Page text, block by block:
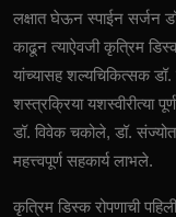
लक्षात घेऊन स्पाईन सर्जन
काढून त्याऐवजी कृत्रिम
यांच्यासह शल्यचिकित्सक
शस्त्रक्रिया यशस्वीरीत्या
डॉ. विवेक चकोले, डॉ.
महत्त्वपूर्ण सहकार्य लाभले.
कृत्रिम डिस्क रोपणाची